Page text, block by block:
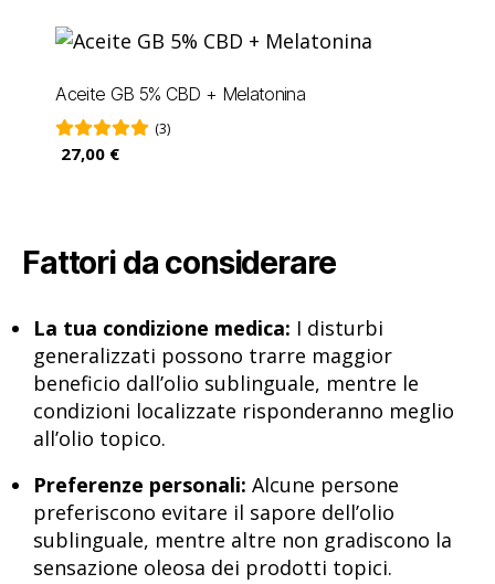
Aceite GB 5% CBD + Melatonina
(3)
27,00 €
Fattori da considerare
La tua condizione medica: I disturbi
generalizzati possono trarre maggior
beneficio dall’olio sublinguale, mentre le
condizioni localizzate risponderanno meglio
all’olio topico.
Preferenze personali: Alcune persone
preferiscono evitare il sapore dell’olio
sublinguale, mentre altre non gradiscono la
sensazione oleosa dei prodotti topici.